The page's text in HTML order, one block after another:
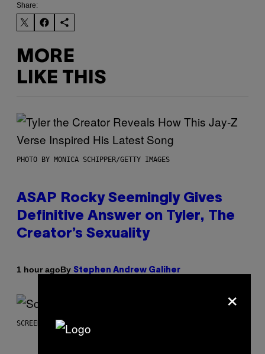
Share:
MORE
LIKE THIS
PHOTO BY MONICA SCHIPPER/GETTY IMAGES
ASAP Rocky Seemingly Gives
Definitive Answer on Tyler, The
Creator’s Sexuality
1 hour agoBy Stephen Andrew Galiher
SCREENSHOT: MACHINEGAMES/ID SOFTWARE
×